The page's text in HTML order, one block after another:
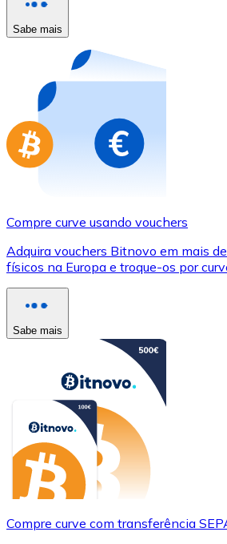
Compre cartões-presente das
Ir para a loja de cartões-presente
Sabe mais
Compre curve usando vouchers
Adquira vouchers Bitnovo em mais
físicos na Europa e troque-os por
Sabe mais
Compre curve com transferência